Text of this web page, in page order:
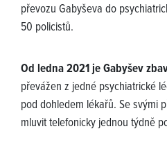
převozu Gabyševa do
50 policistů.
Od ledna 2021 je Gabyšev
převážen z jedné psychiatrické
pod dohledem lékařů. Se svými
mluvit telefonicky jednou týdně